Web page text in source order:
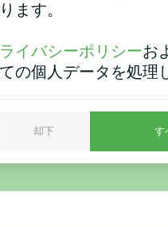
ヒ
MCUシリーズのモ
ます。
イバシーポリシーお
の個人データを処理
却下 す